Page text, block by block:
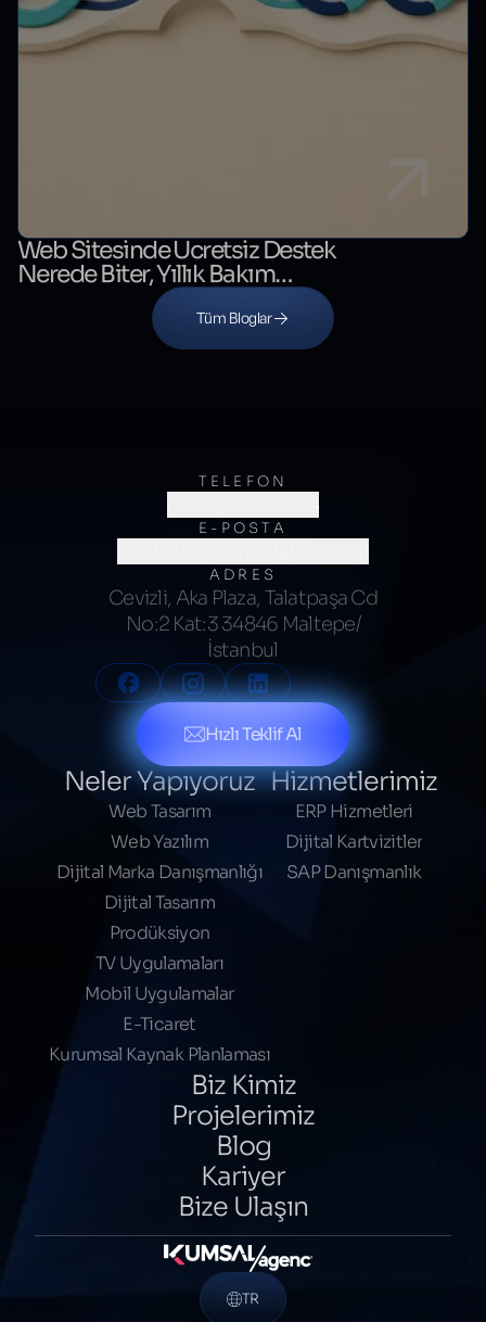
Web Sitesinde Ücretsiz Destek
Nerede Biter, Yıllık Bakım
Nerede Başlar?
Tüm Bloglar
TELEFON
(0216) 706 60 64
E-POSTA
ADRES
Cevizli, Aka Plaza, Talatpaşa Cd
No:2 Kat:3 34846 Maltepe/
İstanbul
Hızlı Teklif Al
Neler Yapıyoruz
Web Tasarım
Web Yazılım
Dijital Marka Danışmanlığı
Dijital Tasarım
Prodüksiyon
TV Uygulamaları
Mobil Uygulamalar
E-Ticaret
Kurumsal Kaynak Planlaması
Hizmetlerimiz
ERP Hizmetleri
Dijital Kartvizitler
SAP Danışmanlık
Biz Kimiz
Projelerimiz
Blog
Kariyer
Bize Ulaşın
TR